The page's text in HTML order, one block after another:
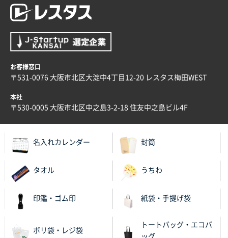
お客様窓口
〒531-0076 大阪市北区大淀中4丁目12-20 レスタス梅田WEST
本社
〒530-0005 大阪市北区中之島3-2-18 住友中之島ビル4F
名入れカレンダー 封筒
タオル うちわ
印鑑・ゴム印 紙袋・手提げ袋
ポリ袋・レジ袋
トートバッグ・エコバ
ッグ